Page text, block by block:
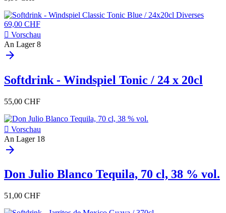
 Vorschau
An Lager 8
arrow_forward
Softdrink - Windspiel Tonic / 24 x 20cl
55,00 CHF
 Vorschau
An Lager 18
arrow_forward
Don Julio Blanco Tequila, 70 cl, 38 % vol.
51,00 CHF